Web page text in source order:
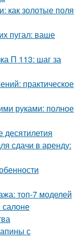
как золотые поля
пугал: ваше
П 113: шаг за
практическое
руками: полное
десятилетия
сдачи в аренду:
топ-7 моделей
салоне
с